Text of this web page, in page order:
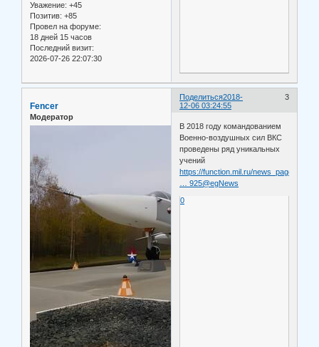
Уважение: +45
Позитив: +85
Провел на форуме:
18 дней 15 часов
Последний визит:
2026-07-26 22:07:30
Поделиться 3
2018-
12-06 03:24:55
Fencer
Модератор
В 2018 году командованием
Военно-воздушных сил ВКС
проведены ряд уникальных
учений
https://function.mil.ru/news_page/count
… 925@egNews
0